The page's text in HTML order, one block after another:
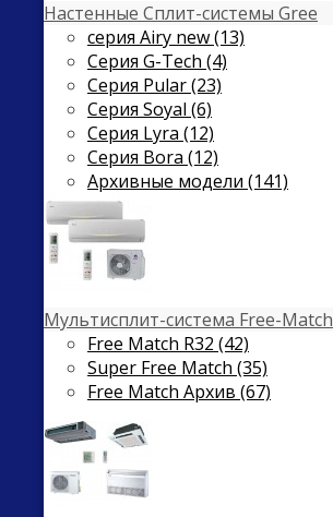
Настенные Сплит-системы Gree
серия Airy new (13)
Серия G-Tech (4)
Серия Pular (23)
Cерия Soyal (6)
Серия Lyra (12)
Серия Bora (12)
Архивные модели (141)
Мультисплит-система Free-Match
Free Match R32 (42)
Super Free Match (35)
Free Match Архив (67)